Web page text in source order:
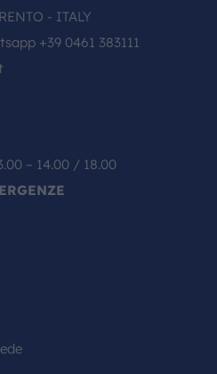
- ITALY
+39 0461 383111
– 14.00 / 18.00